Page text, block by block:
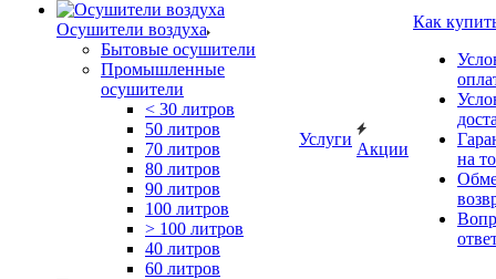
Осушители воздуха
Бытовые осушители
Промышленные
осушители
< 30 литров
50 литров
70 литров
80 литров
90 литров
100 литров
> 100 литров
40 литров
60 литров
Услуги
Акции
Как
на